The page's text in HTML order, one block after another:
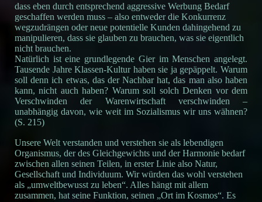
dass eben durch entsprechend aggressive Werbung Bedarf
geschaffen werden muss – also entweder die Konkurrenz
wegzudrängen oder neue potentielle Kunden dahingehend zu
manipulieren, dass sie glauben zu brauchen, was sie eigentlich
nicht brauchen.
Natürlich ist eine grundlegende Gier im Menschen angelegt.
Tausende Jahre Klassen-Kultur haben sie ja gepäppelt. Warum
soll denn ich etwas, das der Nachbar hat, das man also haben
kann, nicht auch haben? Warum soll solch Denken vor dem
Verschwinden der Warenwirtschaft verschwinden –
unabhängig davon, wie weit im Sozialismus wir uns wähnen?
(S. 215)
Unsere Welt verstanden und verstehen sie als lebendigen
Organismus, der des Gleichgewichts und der Harmonie bedarf
zwischen allen seinen Teilen, in erster Linie also Natur,
Gesellschaft und Individuum. Wir würden das wohl verstehen
als „umweltbewusst zu leben“. Alles hängt mit allem
zusammen, hat seine Funktion, seinen „Ort im Kosmos“. Es